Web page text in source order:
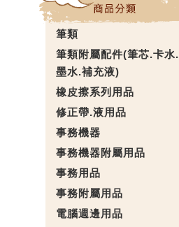
筆類
筆類附屬配件(筆芯.卡水.
墨水.補充液)
橡皮擦系列用品
修正帶.液用品
事務機器
事務機器附屬用品
事務用品
事務附屬用品
電腦週邊用品